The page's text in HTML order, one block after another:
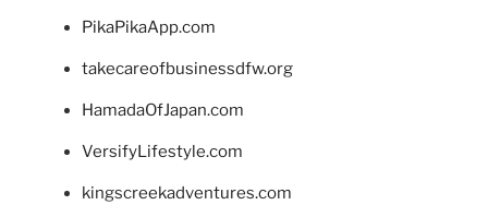
PikaPikaApp.com
takecareofbusinessdfw.org
HamadaOfJapan.com
VersifyLifestyle.com
kingscreekadventures.com